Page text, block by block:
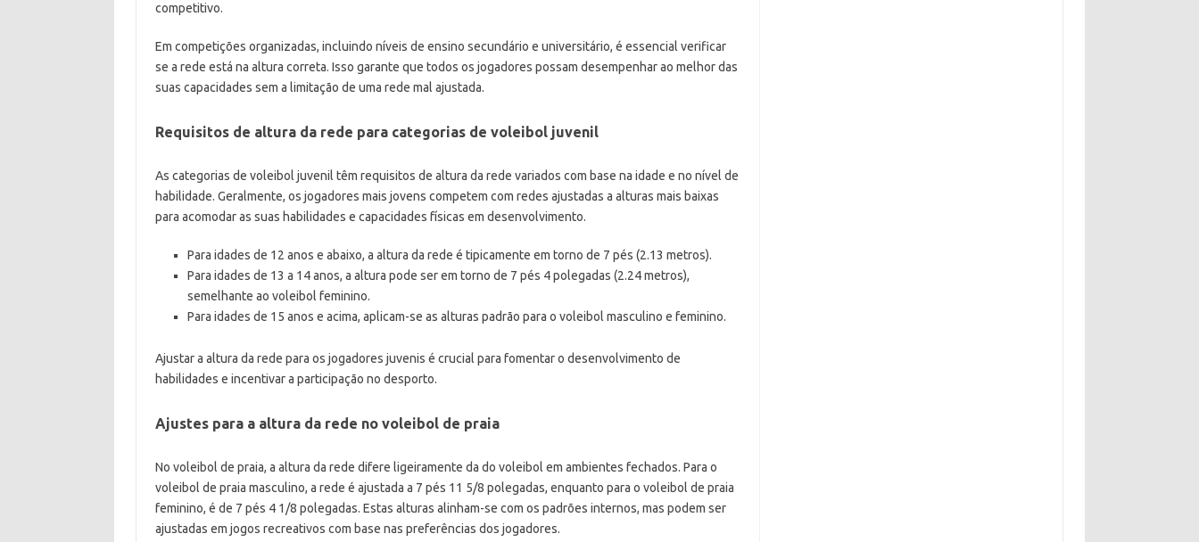
competitivo.
Em competições organizadas, incluindo níveis de ensino secundário e universitário, é essencial verificar
se a rede está na altura correta. Isso garante que todos os jogadores possam desempenhar ao melhor das
suas capacidades sem a limitação de uma rede mal ajustada.
Requisitos de altura da rede para categorias de voleibol juvenil
As categorias de voleibol juvenil têm requisitos de altura da rede variados com base na idade e no nível de
habilidade. Geralmente, os jogadores mais jovens competem com redes ajustadas a alturas mais baixas
para acomodar as suas habilidades e capacidades físicas em desenvolvimento.
Para idades de 12 anos e abaixo, a altura da rede é tipicamente em torno de 7 pés (2.13 metros).
Para idades de 13 a 14 anos, a altura pode ser em torno de 7 pés 4 polegadas (2.24 metros),
semelhante ao voleibol feminino.
Para idades de 15 anos e acima, aplicam-se as alturas padrão para o voleibol masculino e feminino.
Ajustar a altura da rede para os jogadores juvenis é crucial para fomentar o desenvolvimento de
habilidades e incentivar a participação no desporto.
Ajustes para a altura da rede no voleibol de praia
No voleibol de praia, a altura da rede difere ligeiramente da do voleibol em ambientes fechados. Para o
voleibol de praia masculino, a rede é ajustada a 7 pés 11 5/8 polegadas, enquanto para o voleibol de praia
feminino, é de 7 pés 4 1/8 polegadas. Estas alturas alinham-se com os padrões internos, mas podem ser
ajustadas em jogos recreativos com base nas preferências dos jogadores.